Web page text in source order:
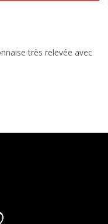
très relevée avec